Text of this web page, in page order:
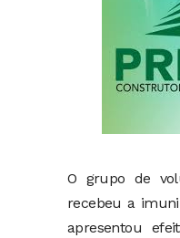
O grupo de
recebeu a
apresentou